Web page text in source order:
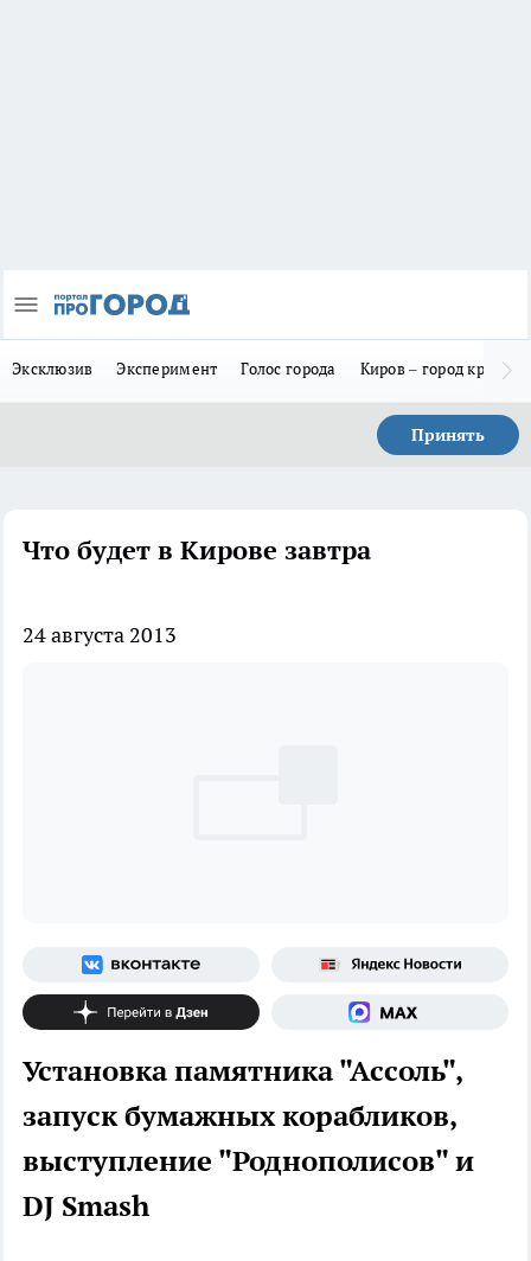
Эксклюзив Эксперимент Голос города Киров – город
Принять
Что будет в Кирове завтра
24 августа 2013
Установка памятника "Ассоль",
запуск бумажных корабликов,
выступление "Роднополисов" и
DJ Smash